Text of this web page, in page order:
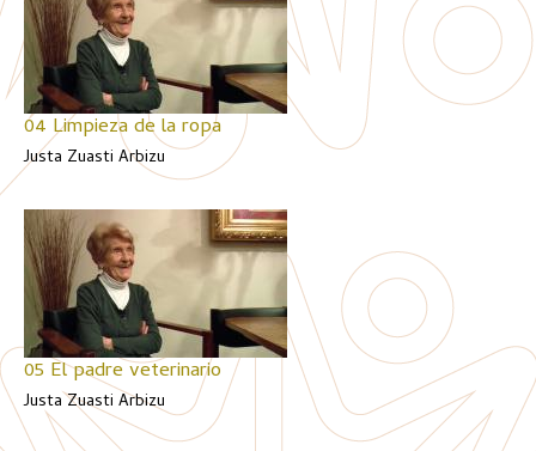
04 Limpieza de la ropa
Justa Zuasti Arbizu
05 El padre veterinario
Justa Zuasti Arbizu